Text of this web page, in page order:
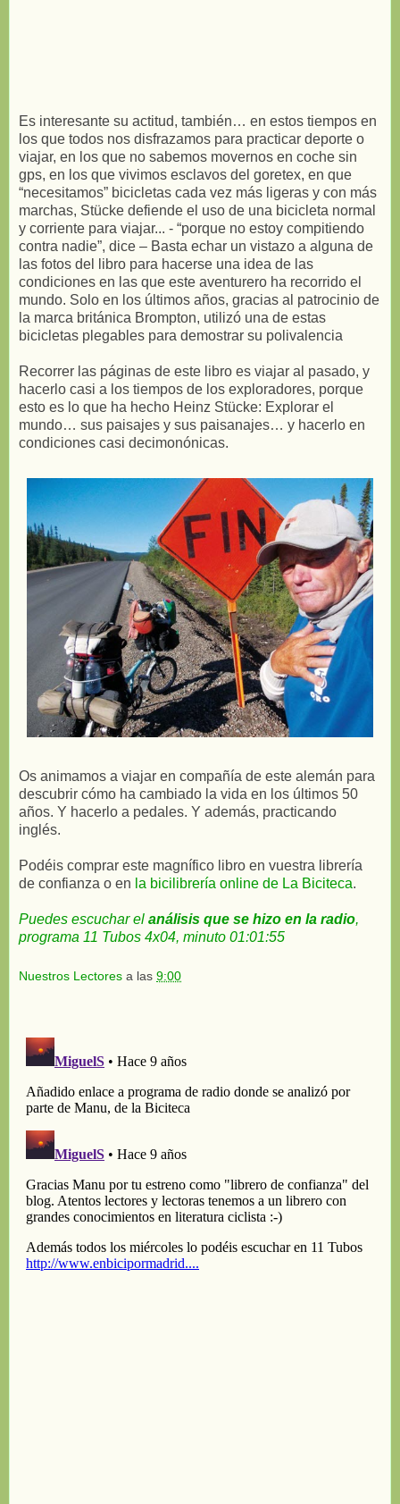
Es interesante su actitud, también… en estos tiempos en
los que todos nos disfrazamos para practicar deporte o
viajar, en los que no sabemos movernos en coche sin
gps, en los que vivimos esclavos del goretex, en que
“necesitamos” bicicletas cada vez más ligeras y con más
marchas, Stücke defiende el uso de una bicicleta normal
y corriente para viajar... - “porque no estoy compitiendo
contra nadie”, dice – Basta echar un vistazo a alguna de
las fotos del libro para hacerse una idea de las
condiciones en las que este aventurero ha recorrido el
mundo. Solo en los últimos años, gracias al patrocinio de
la marca británica Brompton, utilizó una de estas
bicicletas plegables para demostrar su polivalencia
Recorrer las páginas de este libro es viajar al pasado, y
hacerlo casi a los tiempos de los exploradores, porque
esto es lo que ha hecho Heinz Stücke: Explorar el
mundo… sus paisajes y sus paisanajes… y hacerlo en
condiciones casi decimonónicas.
Os animamos a viajar en compañía de este alemán para
descubrir cómo ha cambiado la vida en los últimos 50
años. Y hacerlo a pedales. Y además, practicando
inglés.
Podéis comprar este magnífico libro en vuestra librería
de confianza o en la bicilibrería online de La Biciteca.
Puedes escuchar el análisis que se hizo en la radio,
programa 11 Tubos 4x04, minuto 01:01:55
Nuestros Lectores a las 9:00